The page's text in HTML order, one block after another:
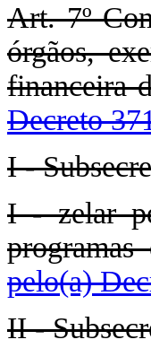
Art. 7º
órgãos,
financeira
Decreto
I -
I - zelar
pelo(a)
II -